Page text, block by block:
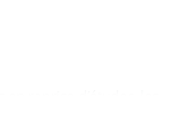
dans leurs